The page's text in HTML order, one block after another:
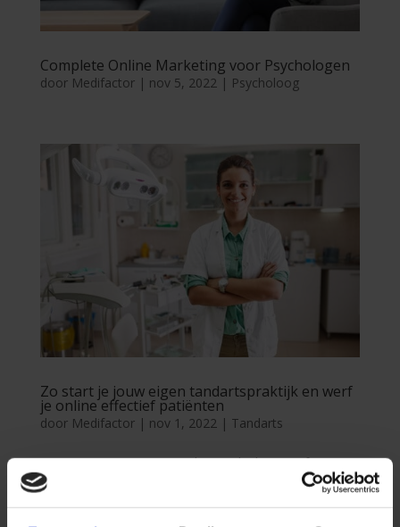
Complete Online Marketing voor Psychologen
door Medifactor| nov 5, 2022| Psycholoog
Zo start je jouw eigen tandartspraktijk en werf
je online effectief patiënten
door Medifactor| nov 1, 2022 | Tandarts
Zo start je jouw eigen tandartspraktijk en werf je
online effectief klanten Laatste update: 6 september